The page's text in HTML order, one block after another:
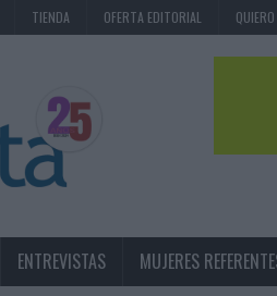
TIENDA OFERTA EDITORIAL
ENTREVISTAS MUJERES